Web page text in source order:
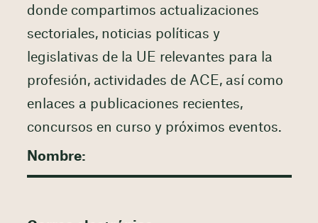
donde compartimos actualizaciones
sectoriales, noticias políticas y
legislativas de la UE relevantes para la
profesión, actividades de ACE, así como
enlaces a publicaciones recientes,
concursos en curso y próximos eventos.